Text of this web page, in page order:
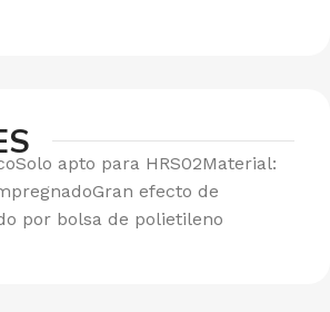
apto para HRS02Material:
efecto de
por bolsa de polietileno